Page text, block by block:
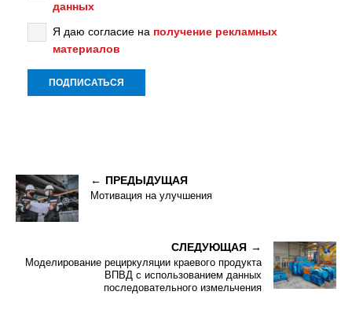
данных
Я даю согласие на получение рекламных
материалов
ПРЕДЫДУЩАЯ
Мотивация на улучшения
СЛЕДУЮЩАЯ
Моделирование рециркуляции краевого продукта
ВПВД с использованием данных
последовательного измельчения